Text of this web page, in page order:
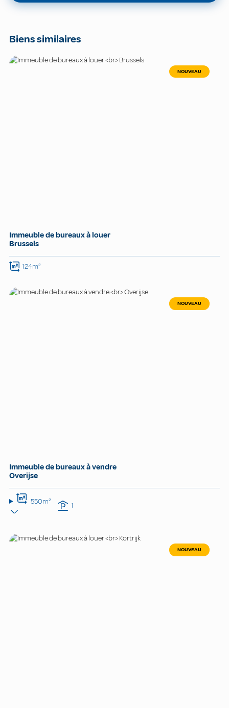
Biens similaires
NOUVEAU
Immeuble de bureaux à louer
Brussels
124m²
NOUVEAU
Immeuble de bureaux à vendre
Overijse
550m² 1
NOUVEAU